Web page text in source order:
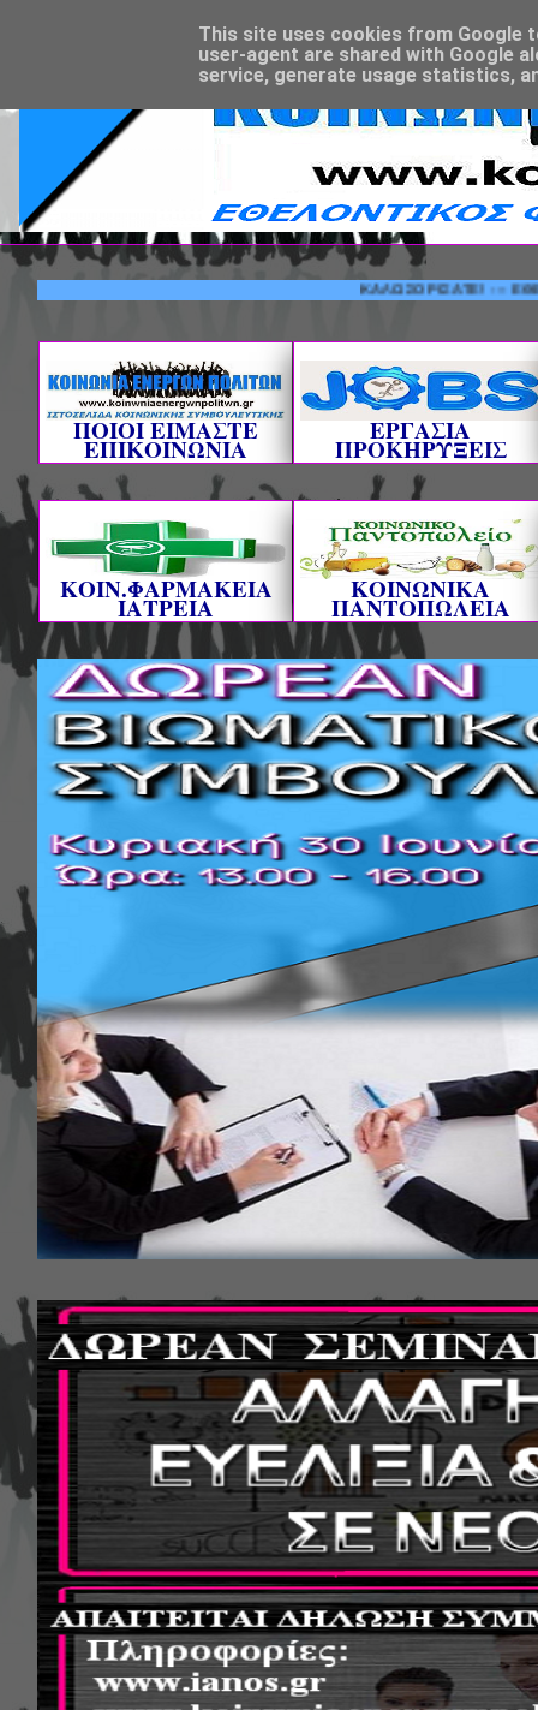
ΚΑΛΩΣΟΡΙΣΑΤΕ! ---
ΠΟΙΟΙ ΕΙΜΑΣΤΕ
ΕΠΙΚΟΙΝΩΝΙΑ
ΕΡΓΑΣΙΑ
ΠΡΟΚΗΡΥΞΕΙΣ
ΚΟΙΝ.ΦΑΡΜΑΚΕΙΑ
ΙΑΤΡΕΙΑ
ΚΟΙΝΩΝΙΚΑ
ΠΑΝΤΟΠΩΛΕΙΑ
This site uses cookies from Google
user-agent are shared with Google
service, generate usage statistics,